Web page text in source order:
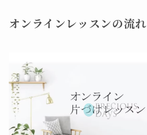
オンラインレッスンの流れ